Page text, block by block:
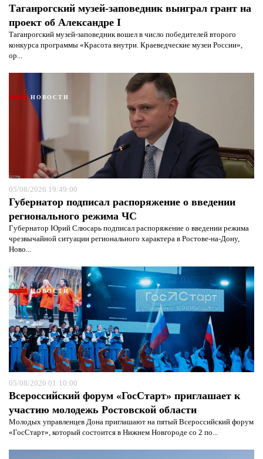
Таганрогский музей-заповедник выиграл грант на
проект об Александре I
Таганрогский музей-заповедник вошел в число победителей второго
конкурса программы «Красота внутри. Краеведческие музеи России»,
ор...
НОВОСТИ
05/08/2026 19:49:00
Губернатор подписал распоряжение о введении
регионального режима ЧС
Губернатор Юрий Слюсарь подписал распоряжение о введении режима
чрезвычайной ситуации регионального характера в Ростове-на-Дону,
Ново...
НОВОСТИ
05/08/2026 01:10:00
Всероссийский форум «ГосСтарт» приглашает к
участию молодежь Ростовской области
Молодых управленцев Дона приглашают на пятый Всероссийский форум
«ГосСтарт», который состоится в Нижнем Новгороде со 2 по...
Я согласен с
политикой конфиденциальности и
защиты информации*
Я согласен сполитикой конфиденциальности и
защиты информации*